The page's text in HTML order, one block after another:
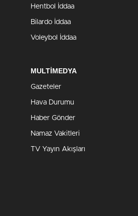
Hentbol İddaa
Bilardo İddaa
Voleybol İddaa
MULTİMEDYA
Gazeteler
Hava Durumu
Haber Gönder
Namaz Vakitleri
TV Yayın Akışları